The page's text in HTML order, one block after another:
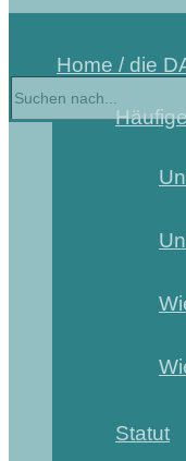
Home / die
Statut